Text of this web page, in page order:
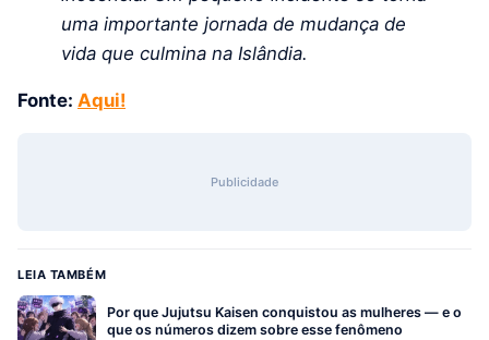
uma importante jornada de mudança de
vida que culmina na Islândia.
Fonte: Aqui!
Publicidade
LEIA TAMBÉM
Por que Jujutsu Kaisen conquistou as mulheres — e o
que os números dizem sobre esse fenômeno